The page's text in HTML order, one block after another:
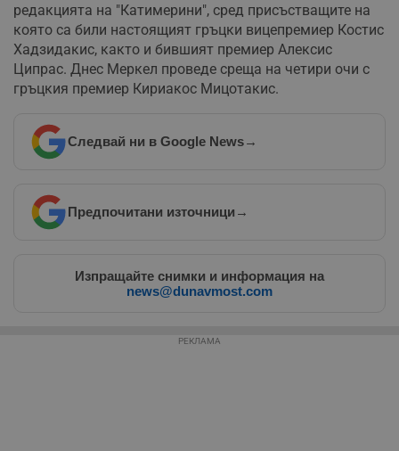
редакцията на "Катимерини", сред присъстващите на
която са били настоящият гръцки вицепремиер Костис
Хадзидакис, както и бившият премиер Алексис
Ципрас. Днес Меркел проведе среща на четири очи с
гръцкия премиер Кириакос Мицотакис.
Следвай ни в Google News→
Предпочитани източници →
Изпращайте снимки и информация на
news@dunavmost.com
РЕКЛАМА
Строго необходимите бисквитки позволяват основната
функционалност на уебсайта, като потребителско
влизане и управление на акаунта. Уебсайтът не може да
се използва правилно без строго необходими
бисквитки.
Име Доставчик
Corporation